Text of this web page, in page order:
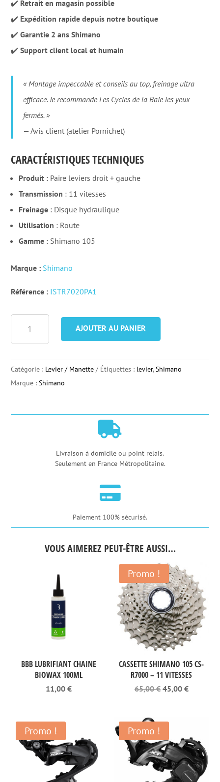
✔️ Retrait en magasin possible
✔️ Expédition rapide depuis notre boutique
✔️Garantie 2 ans Shimano
✔️Support client local et humain
« Montage impeccable et conseils au top, freinage ultra
efficace. Je recommande Les Cycles de la Baie les yeux
fermés. »
— Avis client (atelier Pornichet)
CARACTÉRISTIQUES TECHNIQUES
Produit : Paire leviers droit + gauche
Transmission : 11 vitesses
Freinage : Disque hydraulique
Utilisation : Route
Gamme : Shimano 105
Marque : Shimano
Référence : ISTR7020PA1
de
Levier
AJOUTER AU PANIER
Catégorie : Levier / Manette Étiquettes : levier,Shimano
Marque :Shimano

Livraison à domicile ou point relais.
Seulement en France Métropolitaine.

Paiement 100% sécurisé.
VOUS AIMEREZ PEUT-ÊTRE AUSSI…
BBB LUBRIFIANT CHAINE
BIOWAX 100ML
11,00 €
Promo !
CASSETTE SHIMANO 105 CS-
R7000 – 11 VITESSES
65,00€ Le
65,00 €.
45,00 €Le
Promo ! Promo !